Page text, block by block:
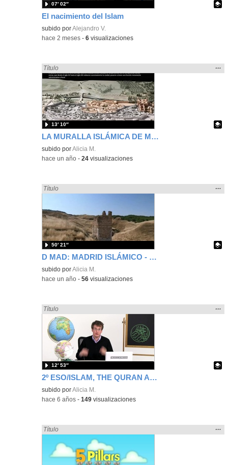
El nacimiento del Islam
Contenido educativo.
subido porAlejandro V.
07′ 02″
-hace 2 meses -6 visualizaciones
LA MURALLA ISLÁMICA DE MADRID
Encontrado «islamismo» en:
Título
la
…
Contenido educativo.
subido porAlicia M.
13′ 10″
-hace un año -24 visualizaciones
D MAD: MADRID ISLÁMICO - Contenido educativo
Encontrado «islamismo» en:
Título
la
…
Contenido educativo.
subido porAlicia M.
50′ 21″
-hace un año -56 visualizaciones
2º ESO/ISLAM, THE QURAN AND THE FIVE PILLARS
Encontrado «islamismo» en:
Título
la
…
Contenido educativo.
subido porAlicia M.
12′ 53″
-hace 6 años -149 visualizaciones
Encontrado «islamismo» en:
Título
la
…